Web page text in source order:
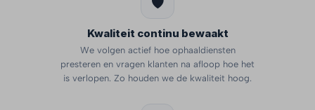
Kwaliteit continu bewaakt
We volgen actief hoe ophaaldiensten
presteren en vragen klanten na afloop hoe het
is verlopen. Zo houden we de kwaliteit hoog.